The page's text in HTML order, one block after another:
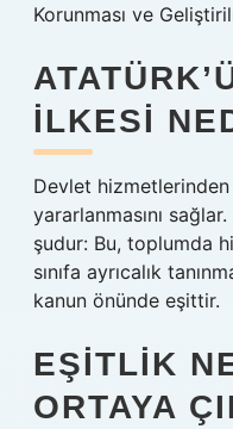
Korunması ve
ILKESI
Devlet
yararlanmasını
şudur: Bu, toplumda
sınıfa ayrıcalık
kanun önünde eşittir.
EŞITLIK
ORTAYA